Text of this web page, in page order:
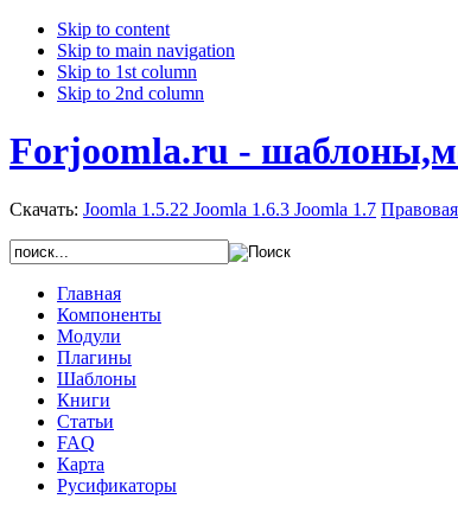
Skip to content
Skip to main navigation
Skip to 1st column
Skip to 2nd column
Forjoomla.ru -
Скачать: Joomla 1.5.22 Joomla 1.6.3 Joomla 1.7
Главная
Компоненты
Модули
Плагины
Шаблоны
Книги
Статьи
FAQ
Карта
Русификаторы